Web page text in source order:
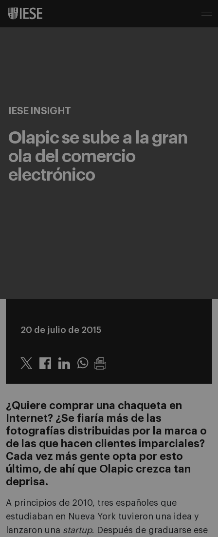
IESE INSIGHT
Olapic se sube a la gran
ola del comercio
electrónico
20 de julio de 2015
Twitter LinkedinWhatsapp
¿Quiere comprar una chaqueta en
Internet? ¿Se fiaría más de las
fotografías distribuidas por la marca o
de las que hacen clientes imparciales?
Cada vez más gente opta por esto
último, de ahí que Olapic crezca tan
deprisa.
A principios de 2010, tres españoles que
estudiaban en Nueva York tuvieron una idea y
lanzaron una startup. Después de graduarse ese